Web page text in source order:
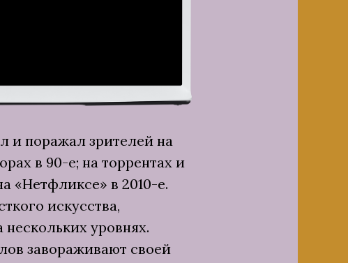
и поражал зрителей на
в 90-е; на торрентах и
«Нетфликсе» в 2010-е.
искусства,
уровнях.
завораживают своей